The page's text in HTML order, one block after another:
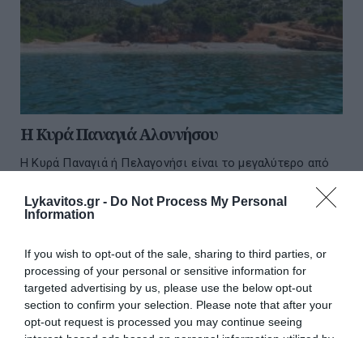
Lykavitos.gr - Do Not Process My Personal
Information
If you wish to opt-out of the sale, sharing to third parties, or
processing of your personal or sensitive information for
targeted advertising by us, please use the below opt-out
section to confirm your selection. Please note that after your
opt-out request is processed you may continue seeing
H Κυρά Παναγιά Αλοννήσου
Η Κυρά Παναγιά ή Πελαγονήσι είναι το μεγαλύτερο από
βορειοανατολικά της Αλοννήσου σε μικρή απόσταση από
αυτή. Η έκταση του νησιού είνα...